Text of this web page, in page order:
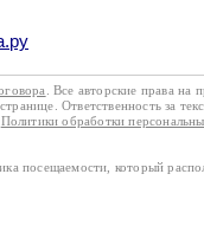
. Все авторские права на
Ответственность за
Политики обработки
посещаемости, который